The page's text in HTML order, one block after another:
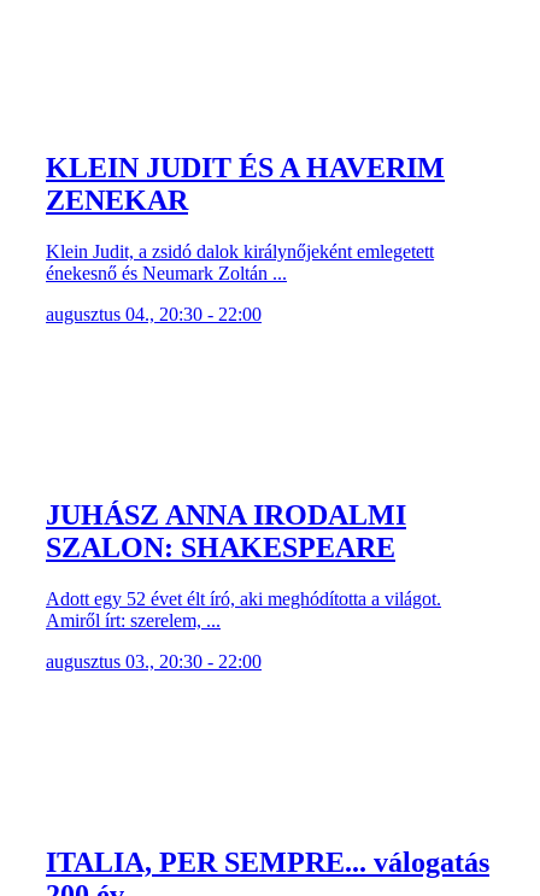
KLEIN JUDIT ÉS A HAVERIM
ZENEKAR
Klein Judit, a zsidó dalok királynőjeként emlegetett
énekesnő és Neumark Zoltán ...
augusztus 04., 20:30 - 22:00
JUHÁSZ ANNA IRODALMI
SZALON: SHAKESPEARE
Adott egy 52 évet élt író, aki meghódította a világot.
Amiről írt: szerelem, ...
augusztus 03., 20:30 - 22:00
ITALIA, PER SEMPRE... válogatás